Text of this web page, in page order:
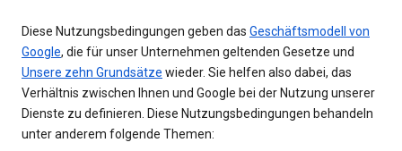
Diese Nutzungsbedingungen geben das Geschäftsmodell von
Google, die für unser Unternehmen geltenden Gesetze und
Unsere zehn Grundsätze wieder. Sie helfen also dabei, das
Verhältnis zwischen Ihnen und Google bei der Nutzung unserer
Dienste zu definieren. Diese Nutzungsbedingungen behandeln
unter anderem folgende Themen: